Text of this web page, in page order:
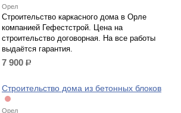
Орел
Строительство каркасного дома в Орле
компанией Гефестстрой. Цена на
строительство договорная. На все работы
выдаётся гарантия.
7 900 р.
Строительство дома из бетонных блоков
Орел